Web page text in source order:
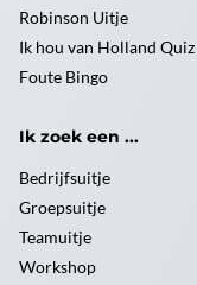
Robinson Uitje
Ik hou van Holland Quiz
Foute Bingo
Ik zoek een ...
Bedrijfsuitje
Groepsuitje
Teamuitje
Workshop